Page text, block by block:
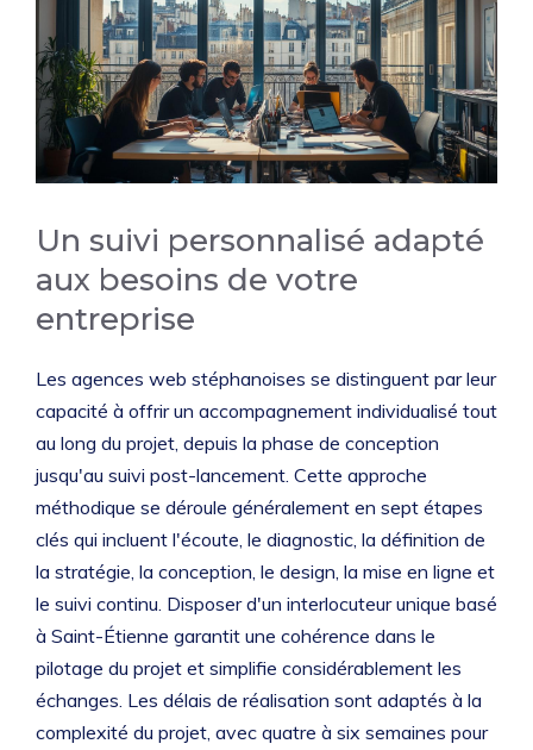
Un suivi personnalisé adapté
aux besoins de votre
entreprise
Les agences web stéphanoises se distinguent par leur
capacité à offrir un accompagnement individualisé tout
au long du projet, depuis la phase de conception
jusqu'au suivi post-lancement. Cette approche
méthodique se déroule généralement en sept étapes
clés qui incluent l'écoute, le diagnostic, la définition de
la stratégie, la conception, le design, la mise en ligne et
le suivi continu. Disposer d'un interlocuteur unique basé
à Saint-Étienne garantit une cohérence dans le
pilotage du projet et simplifie considérablement les
échanges. Les délais de réalisation sont adaptés à la
complexité du projet, avec quatre à six semaines pour